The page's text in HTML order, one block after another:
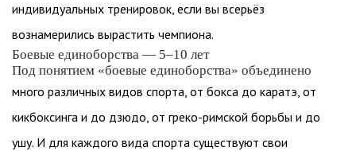
индивидуальных тренировок, если вы всерьёз
вознамерились вырастить чемпиона.
Боевые единоборства — 5–10 лет
Под понятием «боевые единоборства» объединено
много различных видов спорта, от бокса до каратэ, от
кикбоксинга и до дзюдо, от греко-римской борьбы и до
ушу. И для каждого вида спорта существуют свои